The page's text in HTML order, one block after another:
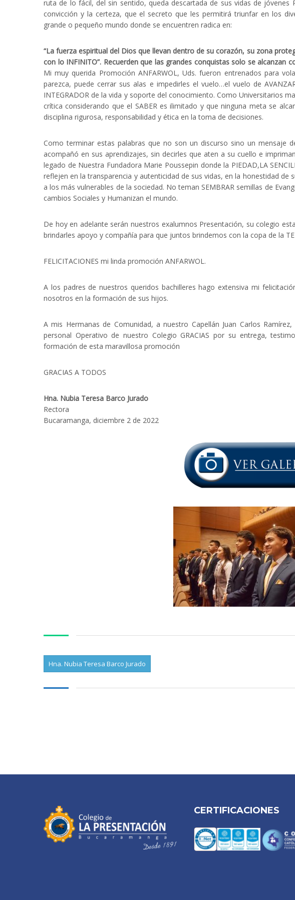
ruta de lo fácil, del sin sentido, queda descartada de sus vidas de jóvenes
convicción y la certeza, que el secreto que les permitirá triunfar en los
grande o pequeño mundo donde se encuentren radica en:
“La fuerza espiritual del Dios que llevan dentro de su corazón, su zona
con lo INFINITO”. Recuerden que las grandes conquistas solo se alcanzan
Mi muy querida Promoción ANFARWOL, Uds. fueron entrenados para
parezca, puede cerrar sus alas e impedirles el vuelo…el vuelo de
INTEGRADOR de la vida y soporte del conocimiento. Como Universitarios
crítica considerando que el SABER es ilimitado y que ninguna meta se
disciplina rigurosa, responsabilidad y ética en la toma de decisiones.
Como terminar estas palabras que no son un discurso sino un mensaje
acompañó en sus aprendizajes, sin decirles que aten a su cuello e
legado de Nuestra Fundadora Marie Poussepin donde la PIEDAD,LA
reflejen en la transparencia y autenticidad de sus vidas, en la honestidad
a los más vulnerables de la sociedad. No teman SEMBRAR semillas de
cambios Sociales y Humanizan el mundo.
De hoy en adelante serán nuestros exalumnos Presentación, su colegio
brindarles apoyo y compañía para que juntos brindemos con la copa de la
FELICITACIONES mi linda promoción ANFARWOL.
A los padres de nuestros queridos bachilleres hago extensiva mi
nosotros en la formación de sus hijos.
A mis Hermanas de Comunidad, a nuestro Capellán Juan Carlos
personal Operativo de nuestro Colegio GRACIAS por su entrega,
formación de esta maravillosa promoción
GRACIAS A TODOS
Hna. Nubia Teresa Barco Jurado
Rectora
Bucaramanga, diciembre 2 de 2022
Hna. Nubia Teresa Barco Jurado
CERTIFICACIONES